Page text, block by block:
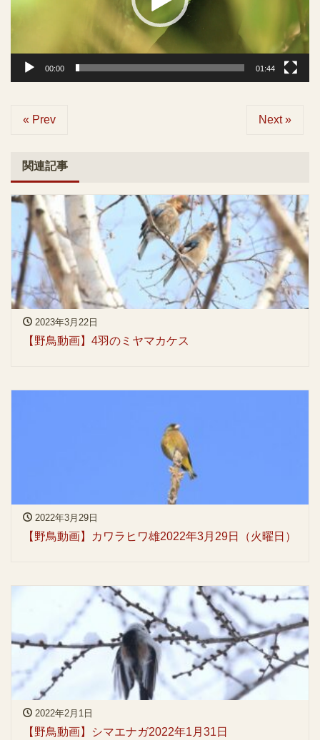
00:00 01:44
« Prev Next »
関連記事
2023年3月22日
【野鳥動画】4羽のミヤマカケス
2022年3月29日
【野鳥動画】カワラヒワ雄2022年3月29日（火曜日）
2022年2月1日
【野鳥動画】シマエナガ2022年1月31日